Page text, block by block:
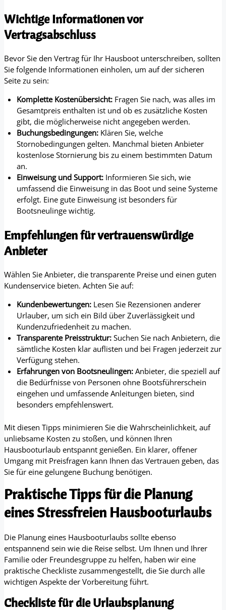
Wichtige Informationen vor
Vertragsabschluss
Bevor Sie den Vertrag für Ihr Hausboot unterschreiben, sollten
Sie folgende Informationen einholen, um auf der sicheren
Seite zu sein:
Komplette Kostenübersicht: Fragen Sie nach, was alles im
Gesamtpreis enthalten ist und ob es zusätzliche Kosten
gibt, die möglicherweise nicht angegeben werden.
Buchungsbedingungen: Klären Sie, welche
Stornobedingungen gelten. Manchmal bieten Anbieter
kostenlose Stornierung bis zu einem bestimmten Datum
an.
Einweisung und Support: Informieren Sie sich, wie
umfassend die Einweisung in das Boot und seine Systeme
erfolgt. Eine gute Einweisung ist besonders für
Bootsneulinge wichtig.
Empfehlungen für vertrauenswürdige
Anbieter
Wählen Sie Anbieter, die transparente Preise und einen guten
Kundenservice bieten. Achten Sie auf:
Kundenbewertungen: Lesen Sie Rezensionen anderer
Urlauber, um sich ein Bild über Zuverlässigkeit und
Kundenzufriedenheit zu machen.
Transparente Preisstruktur: Suchen Sie nach Anbietern, die
sämtliche Kosten klar auflisten und bei Fragen jederzeit zur
Verfügung stehen.
Erfahrungen von Bootsneulingen: Anbieter, die speziell auf
die Bedürfnisse von Personen ohne Bootsführerschein
eingehen und umfassende Anleitungen bieten, sind
besonders empfehlenswert.
Mit diesen Tipps minimieren Sie die Wahrscheinlichkeit, auf
unliebsame Kosten zu stoßen, und können Ihren
Hausbooturlaub entspannt genießen. Ein klarer, offener
Umgang mit Preisfragen kann Ihnen das Vertrauen geben, das
Sie für eine gelungene Buchung benötigen.
Praktische Tipps für die Planung
eines Stressfreien Hausbooturlaubs
Die Planung eines Hausbooturlaubs sollte ebenso
entspannend sein wie die Reise selbst. Um Ihnen und Ihrer
Familie oder Freundesgruppe zu helfen, haben wir eine
praktische Checkliste zusammengestellt, die Sie durch alle
wichtigen Aspekte der Vorbereitung führt.
Checkliste für die Urlaubsplanung